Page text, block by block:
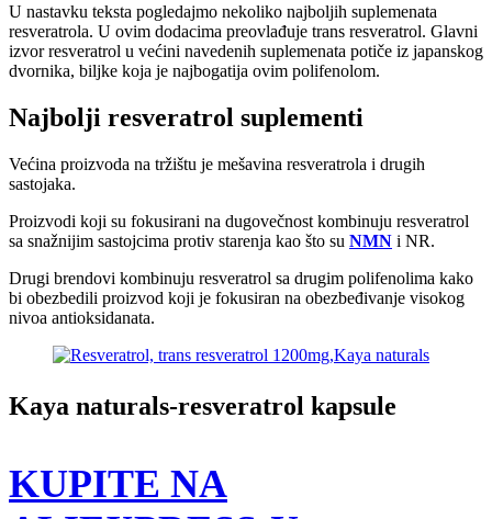
U nastavku teksta pogledajmo nekoliko najboljih suplemenata
resveratrola. U ovim dodacima preovlađuje trans resveratrol. Glavni
izvor resveratrol u većini navedenih suplemenata potiče iz japanskog
dvornika, biljke koja je najbogatija ovim polifenolom.
Najbolji resveratrol suplementi
Većina proizvoda na tržištu je mešavina resveratrola i drugih
sastojaka.
Proizvodi koji su fokusirani na dugovečnost kombinuju resveratrol
sa snažnijim sastojcima protiv starenja kao što su NMN i NR.
Drugi brendovi kombinuju resveratrol sa drugim polifenolima kako
bi obezbedili proizvod koji je fokusiran na obezbeđivanje visokog
nivoa antioksidanata.
Kaya naturals-resveratrol kapsule
KUPITE NA